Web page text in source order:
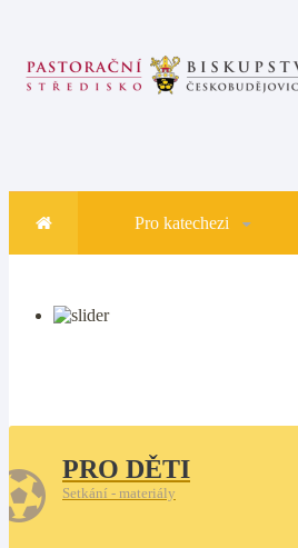
Pro katechezi
PRO DĚTI
Setkání - materiály